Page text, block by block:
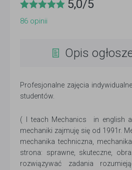
5,0/5
86 opinii
Opis
Profesjonalne zajęcia
studentów.
( I teach Mechanics in english
mechaniki zajmuję się od 1991r.
mechanika techniczna,
strona: sprawne, skuteczne,
rozwiązywać zadania